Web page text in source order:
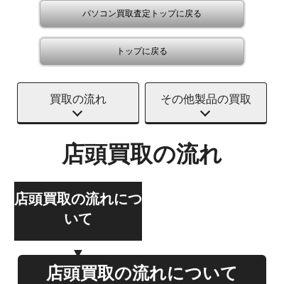
パソコン買取査定トップに戻る
トップに戻る
買取の流れ その他製品の買取
店頭買取の流れ
店頭買取の流れにつ
いて
店頭買取の流れについて